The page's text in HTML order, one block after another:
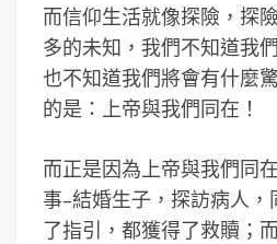
而信仰生活就像探險，探
多的未知，我們不知道我
也不知道我們將會有什麼
的是：上帝與我們同在！
而正是因為上帝與我們同
事–結婚生子，探訪病人
了指引，都獲得了救贖；